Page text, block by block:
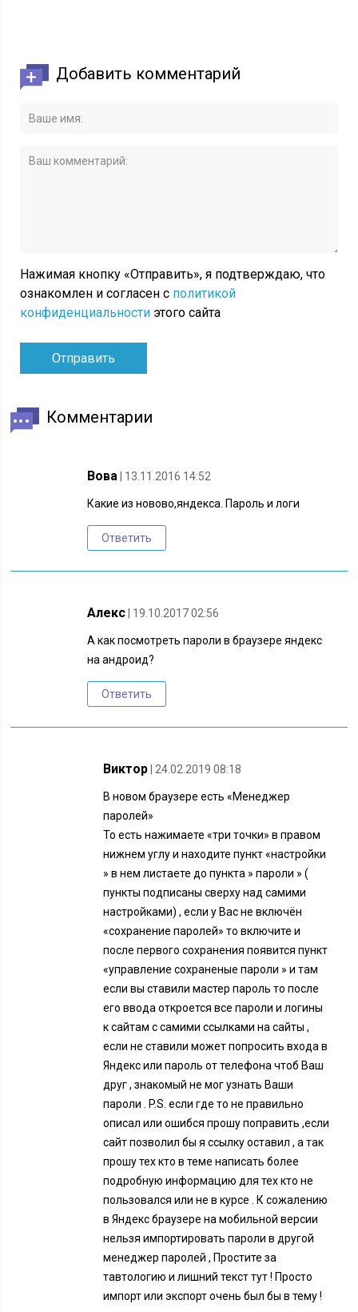
Добавить комментарий
Нажимая кнопку «Отправить», я подтверждаю, что
ознакомлен и согласен с политикой
конфиденциальности этого сайта
Комментарии
Вова | 13.11.2016 14:52
Какие из новово,яндекса. Пароль и логи
Ответить
Алекс | 19.10.2017 02:56
А как посмотреть пароли в браузере яндекс
на андроид?
Ответить
Виктор | 24.02.2019 08:18
В новом браузере есть «Менеджер
паролей»
То есть нажимаете «три точки» в правом
нижнем углу и находите пункт «настройки
» в нем листаете до пункта » пароли » (
пункты подписаны сверху над самими
настройками) , если у Вас не включён
«сохранение паролей» то включите и
после первого сохранения появится пункт
«управление сохраненые пароли » и там
если вы ставили мастер пароль то после
его ввода откроется все пароли и логины
к сайтам с самими ссылками на сайты ,
если не ставили может попросить входа в
Яндекс или пароль от телефона чтоб Ваш
друг , знакомый не мог узнать Ваши
пароли . P.S. если где то не правильно
описал или ошибся прошу поправить ,если
сайт позволил бы я ссылку оставил , а так
прошу тех кто в теме написать более
подробную информацию для тех кто не
пользовался или не в курсе . К сожалению
в Яндекс браузере на мобильной версии
нельзя импортировать пароли в другой
менеджер паролей , Простите за
тавтологию и лишний текст тут ! Просто
импорт или экспорт очень был бы в тему !